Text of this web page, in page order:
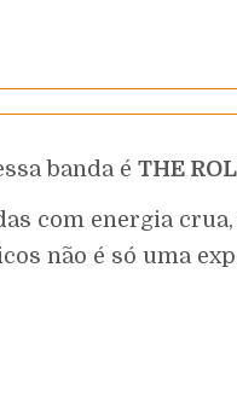
banda é THE
com energia
não é só uma